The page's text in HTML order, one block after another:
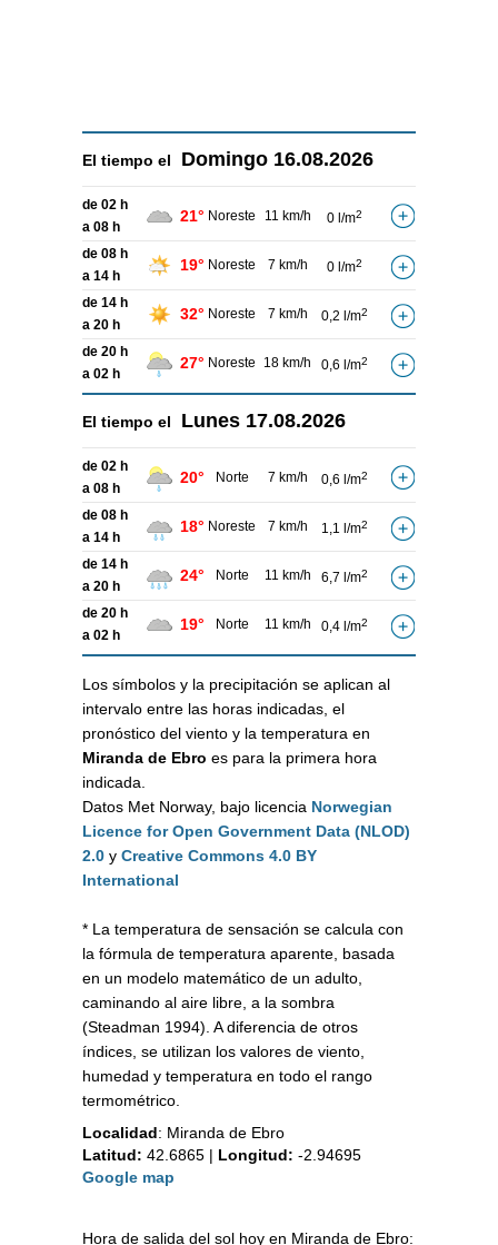
El tiempo el Domingo 16.08.2026
de 02 h
a 08 h
21° Noreste 11 km/h 0 l/m2
de 08 h
a 14 h
19° Noreste 7 km/h 0 l/m2
de 14 h
a 20 h
32° Noreste 7 km/h 0,2 l/m2
de 20 h
a 02 h
27° Noreste 18 km/h 0,6 l/m2
El tiempo el Lunes 17.08.2026
de 02 h
a 08 h
20° Norte 7 km/h 0,6 l/m2
de 08 h
a 14 h
18° Noreste 7 km/h 1,1 l/m2
de 14 h
a 20 h
24° Norte 11 km/h 6,7 l/m2
de 20 h
a 02 h
19° Norte 11 km/h 0,4 l/m2
Los símbolos y la precipitación se aplican al
intervalo entre las horas indicadas, el
pronóstico del viento y la temperatura en
Miranda de Ebro es para la primera hora
indicada.
Datos Met Norway, bajo licencia Norwegian
Licence for Open Government Data (NLOD)
2.0 y Creative Commons 4.0 BY
International
* La temperatura de sensación se calcula con
la fórmula de temperatura aparente, basada
en un modelo matemático de un adulto,
caminando al aire libre, a la sombra
(Steadman 1994). A diferencia de otros
índices, se utilizan los valores de viento,
humedad y temperatura en todo el rango
termométrico.
Localidad: Miranda de Ebro
Latitud: 42.6865 | Longitud: -2.94695
Google map
Hora de salida del sol hoy en Miranda de Ebro: